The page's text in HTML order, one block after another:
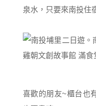
泉水，只要來南投住
喜歡的朋友~櫃台也